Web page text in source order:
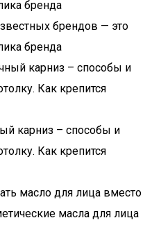
брендов — это
бренда
карниз – способы и
Как крепится